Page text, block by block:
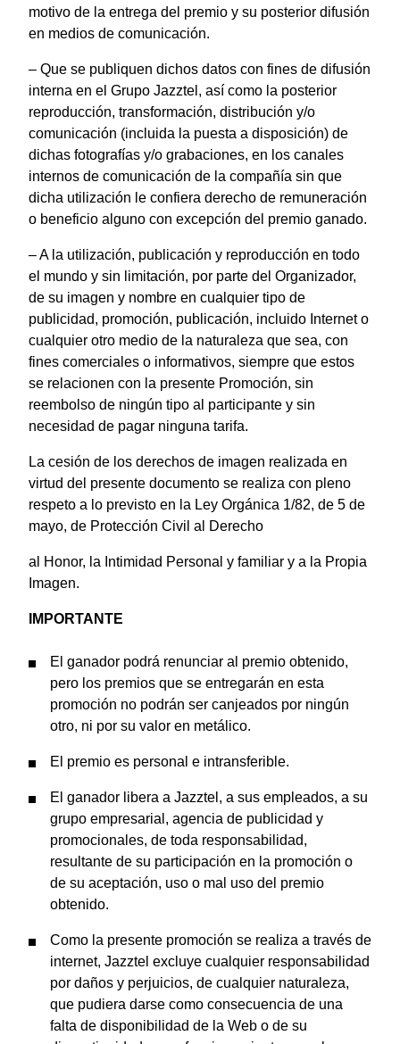
motivo de la entrega del premio y su posterior difusión
en medios de comunicación.
– Que se publiquen dichos datos con fines de difusión
interna en el Grupo Jazztel, así como la posterior
reproducción, transformación, distribución y/o
comunicación (incluida la puesta a disposición) de
dichas fotografías y/o grabaciones, en los canales
internos de comunicación de la compañía sin que
dicha utilización le confiera derecho de remuneración
o beneficio alguno con excepción del premio ganado.
– A la utilización, publicación y reproducción en todo
el mundo y sin limitación, por parte del Organizador,
de su imagen y nombre en cualquier tipo de
publicidad, promoción, publicación, incluido Internet o
cualquier otro medio de la naturaleza que sea, con
fines comerciales o informativos, siempre que estos
se relacionen con la presente Promoción, sin
reembolso de ningún tipo al participante y sin
necesidad de pagar ninguna tarifa.
La cesión de los derechos de imagen realizada en
virtud del presente documento se realiza con pleno
respeto a lo previsto en la Ley Orgánica 1/82, de 5 de
mayo, de Protección Civil al Derecho
al Honor, la Intimidad Personal y familiar y a la Propia
Imagen.
IMPORTANTE
El ganador podrá renunciar al premio obtenido,
pero los premios que se entregarán en esta
promoción no podrán ser canjeados por ningún
otro, ni por su valor en metálico.
El premio es personal e intransferible.
El ganador libera a Jazztel, a sus empleados, a su
grupo empresarial, agencia de publicidad y
promocionales, de toda responsabilidad,
resultante de su participación en la promoción o
de su aceptación, uso o mal uso del premio
obtenido.
Como la presente promoción se realiza a través de
internet, Jazztel excluye cualquier responsabilidad
por daños y perjuicios, de cualquier naturaleza,
que pudiera darse como consecuencia de una
falta de disponibilidad de la Web o de su